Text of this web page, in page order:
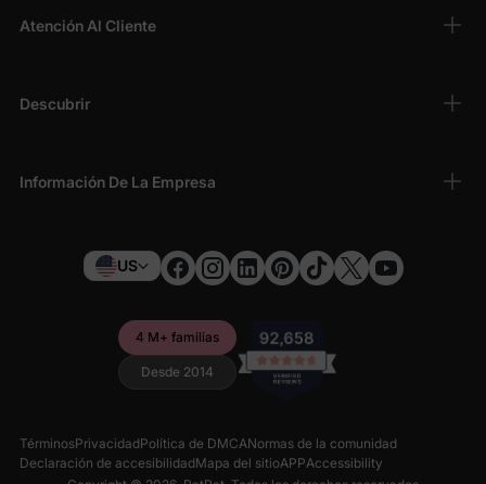
Atención Al Cliente
Descubrir
Información De La Empresa
US
4 M+ familias
Desde 2014
TérminosPrivacidadPolítica de DMCANormas de la comunidad
Declaración de accesibilidadMapa del sitioAPPAccessibility